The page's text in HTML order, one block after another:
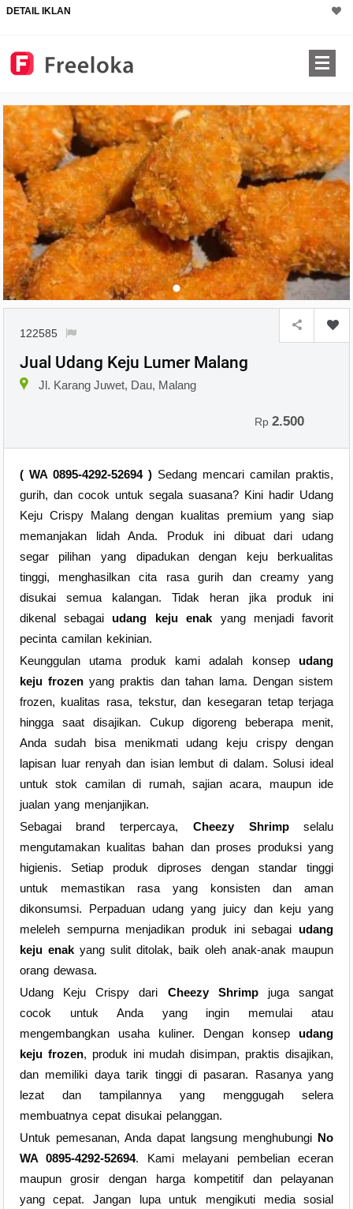
DETAIL IKLAN
122585
Jual Udang Keju Lumer Malang
Jl. Karang Juwet, Dau, Malang
Rp2.500
( WA 0895-4292-52694 ) Sedang mencari camilan praktis,
gurih, dan cocok untuk segala suasana? Kini hadir Udang
Keju Crispy Malang dengan kualitas premium yang siap
memanjakan lidah Anda. Produk ini dibuat dari udang
segar pilihan yang dipadukan dengan keju berkualitas
tinggi, menghasilkan cita rasa gurih dan creamy yang
disukai semua kalangan. Tidak heran jika produk ini
dikenal sebagai udang keju enak yang menjadi favorit
pecinta camilan kekinian.
Keunggulan utama produk kami adalah konsep udang
keju frozenyang praktis dan tahan lama. Dengan sistem
frozen, kualitas rasa, tekstur, dan kesegaran tetap terjaga
hingga saat disajikan. Cukup digoreng beberapa menit,
Anda sudah bisa menikmati udang keju crispy dengan
lapisan luar renyah dan isian lembut di dalam. Solusi ideal
untuk stok camilan di rumah, sajian acara, maupun ide
jualan yang menjanjikan.
Sebagai brand terpercaya, Cheezy Shrimpselalu
mengutamakan kualitas bahan dan proses produksi yang
higienis. Setiap produk diproses dengan standar tinggi
untuk memastikan rasa yang konsisten dan aman
dikonsumsi. Perpaduan udang yang juicy dan keju yang
meleleh sempurna menjadikan produk ini sebagai udang
keju enakyang sulit ditolak, baik oleh anak-anak maupun
orang dewasa.
Udang Keju Crispy dari Cheezy Shrimpjuga sangat
cocok untuk Anda yang ingin memulai atau
mengembangkan usaha kuliner. Dengan konsep udang
keju frozen, produk ini mudah disimpan, praktis disajikan,
dan memiliki daya tarik tinggi di pasaran. Rasanya yang
lezat dan tampilannya yang menggugah selera
membuatnya cepat disukai pelanggan.
Untuk pemesanan, Anda dapat langsung menghubungi No
WA 0895-4292-52694. Kami melayani pembelian eceran
maupun grosir dengan harga kompetitif dan pelayanan
yang cepat. Jangan lupa untuk mengikuti media sosial